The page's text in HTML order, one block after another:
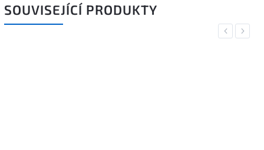
SOUVISEJÍCÍ PRODUKTY
Previous
Next